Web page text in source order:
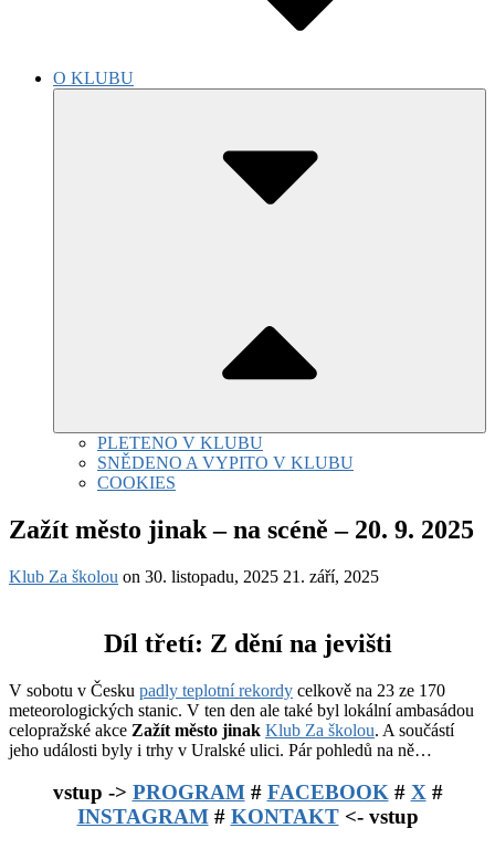
O KLUBU
PLETENO V KLUBU
SNĚDENO A VYPITO V KLUBU
COOKIES
Zažít město jinak – na scéně – 20. 9. 2025
Klub Za školou on 30. listopadu, 2025 21. září, 2025
Díl třetí: Z dění na jevišti
V sobotu v Česku padly teplotní rekordy celkově na 23 ze 170
meteorologických stanic. V ten den ale také byl lokální ambasádou
celopražské akce Zažít město jinak Klub Za školou. A součástí
jeho události byly i trhy v Uralské ulici. Pár pohledů na ně…
vstup -> PROGRAM# FACEBOOK# X#
INSTAGRAM# KONTAKT<- vstup